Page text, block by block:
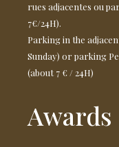
rues adjacentes ou
7€/24H).
Parking in the
Sunday) or parking
(about 7 € / 24H)
Awards